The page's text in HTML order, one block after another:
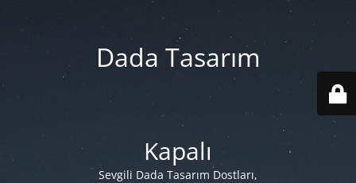
Dada Tasarım
Kapalı
Sevgili Dada Tasarım Dostları,